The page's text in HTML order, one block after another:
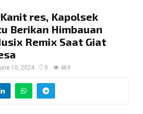
res, Kapolsek
Berikan Himbauan
Remix Saat Giat
10, 2024 0 469